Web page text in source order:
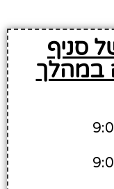
סניף
במהלך